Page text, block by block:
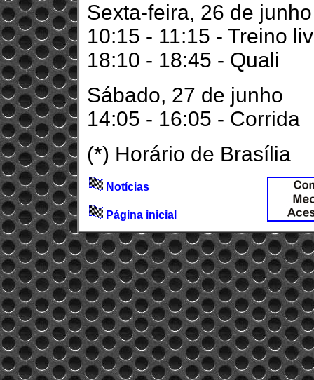
Sexta-feira, 26 de junho
10:15 - 11:15 - Treino
18:10 - 18:45 - Quali
Sábado, 27 de junho
14:05 - 16:05 - Corrida
(*) Horário de Brasília
Notícias
Página inicial